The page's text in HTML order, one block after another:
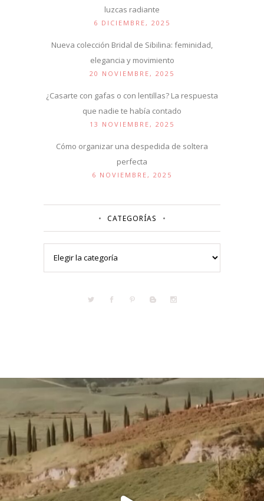
luzcas radiante
6 DICIEMBRE, 2025
Nueva colección Bridal de Sibilina: feminidad,
elegancia y movimiento
20 NOVIEMBRE, 2025
¿Casarte con gafas o con lentillas? La respuesta
que nadie te había contado
13 NOVIEMBRE, 2025
Cómo organizar una despedida de soltera
perfecta
6 NOVIEMBRE, 2025
CATEGORÍAS